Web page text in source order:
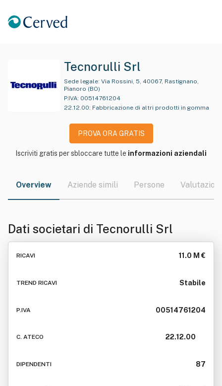
Tecnorulli Srl
Sede legale:
Pianoro (BO)
P.IVA: 00514761204
22.12.00: Fabbricazione di altri prodotti in gomma
PROVA ORA GRATIS
Iscriviti gratis per sbloccare tutte le informazioni aziendali
Overview Aziende simili Persone Valutazioni
Dati societari di Tecnorulli Srl
RICAVI 11.0 M €
TREND RICAVI Stabile
P.IVA 00514761204
C. ATECO 22.12.00
DIPENDENTI 87